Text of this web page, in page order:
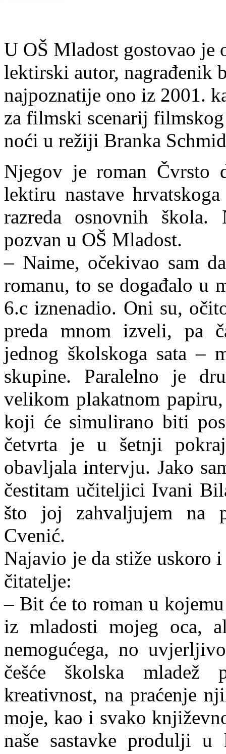
U OŠ Mladost gostovao je
lektirski autor, nagrađenik
najpoznatije ono iz 2001.
za filmski scenarij
noći u režiji Branka
Njegov je roman Čvrsto
lektiru nastave
razreda osnovnih škola.
pozvan u OŠ Mladost.
– Naime, očekivao sam
romanu, to se događalo u
6.c iznenadio. Oni su,
preda mnom izveli, pa
jednog školskoga sata –
skupine. Paralelno je
velikom plakatnom
koji će simulirano biti
četvrta je u šetnji
obavljala intervju. Jako
čestitam učiteljici Ivani
što joj zahvaljujem na
Cvenić.
Najavio je da stiže uskoro
čitatelje:
– Bit će to roman u
iz mladosti mojeg oca,
nemogućega, no
češće školska mladež
kreativnost, na praćenje
moje, kao i svako
naše sastavke produlji